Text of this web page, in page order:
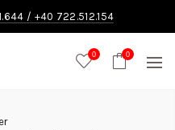
/ +40 722.512.154
0 0